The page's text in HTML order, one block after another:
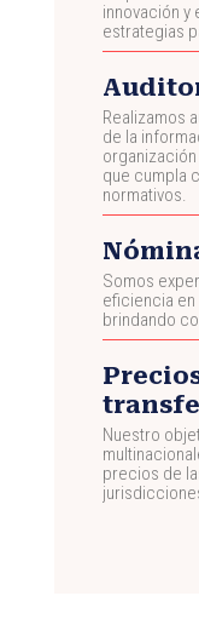
innovación
estrategias
Realizamos
de la
que cumpla
normativos.
Somos
eficiencia
brindando
Nuestro
precios de